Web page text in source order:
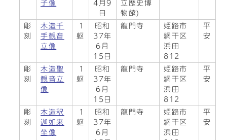
子像
4月9
日
立歴史博
物館)
彫
刻
木造千
手観音
立像
1
躯
昭和
37年
6月
15日
龍門寺
姫路市
網干区
浜田
812
平
安
彫
刻
木造聖
観音立
像
1
躯
昭和
37年
6月
15日
龍門寺
姫路市
網干区
浜田
812
平
安
彫
刻
木造釈
迦如来
坐像
1
躯
昭和
37年
6月
龍門寺
姫路市
網干区
浜田
平
安